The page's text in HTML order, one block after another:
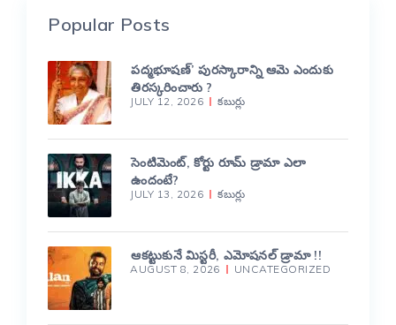
Popular Posts
పద్మభూషణ్’ పురస్కారాన్ని ఆమె ఎందుకు
తిరస్కరించారు ?
JULY 12, 2026 కబుర్లు
సెంటిమెంట్, కోర్టు రూమ్ డ్రామా ఎలా
ఉందంటే?
JULY 13, 2026 కబుర్లు
ఆకట్టుకునే మిస్టరీ, ఎమోషనల్ డ్రామా !!
AUGUST 8, 2026 UNCATEGORIZED